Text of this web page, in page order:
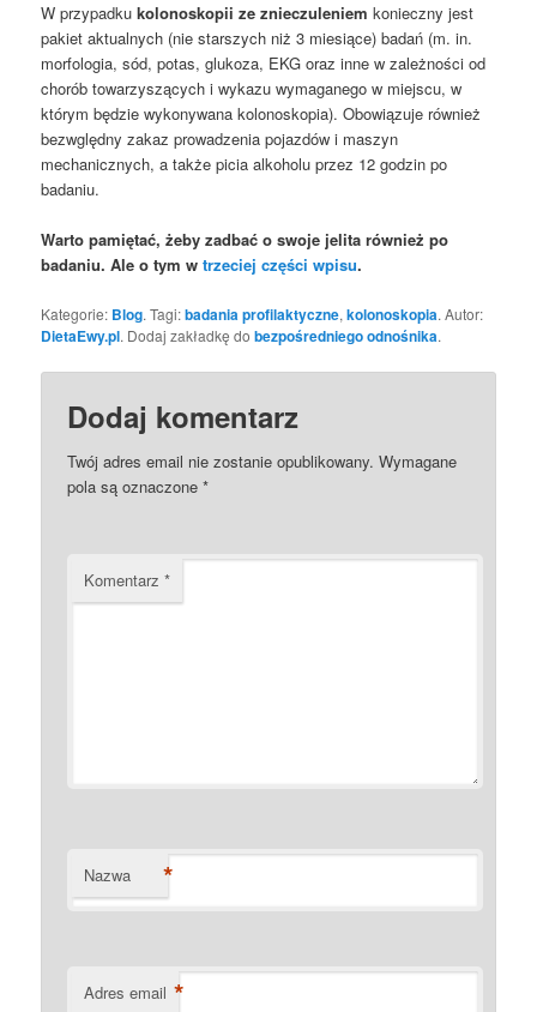
W przypadkukolonoskopii ze znieczuleniem konieczny jest
pakiet aktualnych (nie starszych niż 3 miesiące) badań (m. in.
morfologia, sód, potas, glukoza, EKG oraz inne w zależności od
chorób towarzyszących i wykazu wymaganego w miejscu, w
którym będzie wykonywana kolonoskopia). Obowiązuje również
bezwględny zakaz prowadzenia pojazdów i maszyn
mechanicznych, a także picia alkoholu przez 12 godzin po
badaniu.
Warto pamiętać, żeby zadbać o swoje jelita również po
badaniu. Ale o tym wtrzeciej części wpisu.
Kategorie: Blog. Tagi:badania profilaktyczne,kolonoskopia. Autor:
DietaEwy.pl. Dodaj zakładkę dobezpośredniego odnośnika.
Dodaj komentarz
Twój adres email nie zostanie opublikowany. Wymagane
pola są oznaczone*
Komentarz*
Nazwa *
Adres email *